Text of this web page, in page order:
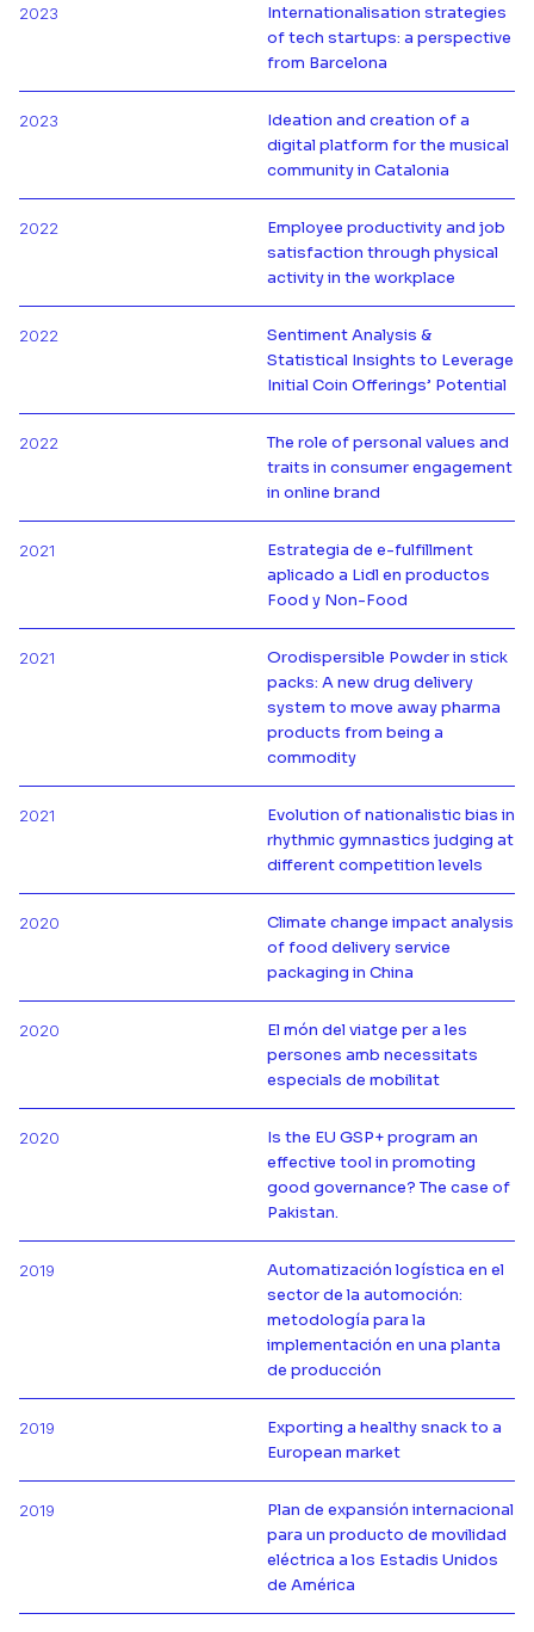
Internationalisation strategies
of tech startups: a perspective
from Barcelona
2023
Más información de
Ideation and creation of a
digital platform for the musical
community in Catalonia
2023
Más información de
Employee productivity and job
satisfaction through physical
activity in the workplace
2022
Más información de
Sentiment Analysis &
Statistical Insights to Leverage
Initial Coin Offerings’ Potential
2022
Más información de
The role of personal values and
traits in consumer engagement
in online brand
2022
Más información de
Estrategia de e-fulfillment
aplicado a Lidl en productos
Food y Non-Food
2021
Más información de
Orodispersible Powder in stick
packs: A new drug delivery
system to move away pharma
products from being a
commodity
2021
Más información de
Evolution of nationalistic bias in
rhythmic gymnastics judging at
different competition levels
2021
Más información de
Climate change impact analysis
of food delivery service
packaging in China
2020
Más información de
El món del viatge per a les
persones amb necessitats
especials de mobilitat
2020
Más información de
Is the EU GSP+ program an
effective tool in promoting
good governance? The case of
Pakistan.
2020
Más información de
Automatización logística en el
sector de la automoción:
metodología para la
implementación en una planta
de producción
2019
Más información de
Exporting a healthy snack to a
European market
2019
Más información de
Plan de expansión internacional
para un producto de movilidad
eléctrica a los Estadis Unidos
de América
2019
Más información de